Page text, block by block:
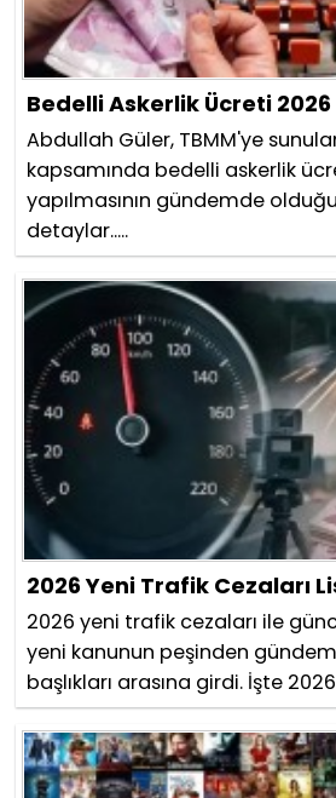
Bedelli Askerlik Ücreti 2026
Abdullah Güler, TBMM'ye
kapsamında bedelli askerlik
yapılmasının gündemde
detaylar.....
2026 Yeni Trafik Cezaları
2026 yeni trafik cezaları ile
yeni kanunun peşinden
başlıkları arasına girdi. İşte